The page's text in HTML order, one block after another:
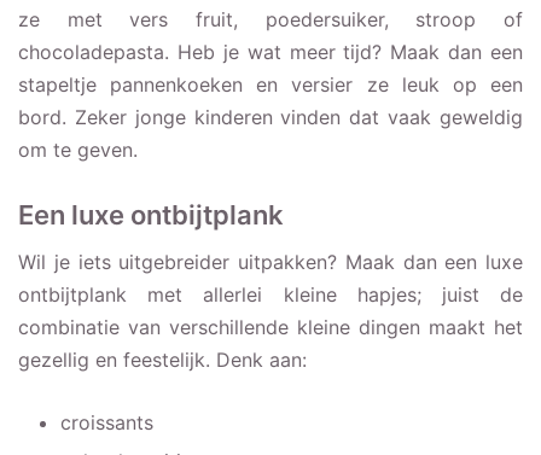
ze met vers fruit, poedersuiker, stroop of
chocoladepasta. Heb je wat meer tijd? Maak dan een
stapeltje pannenkoeken en versier ze leuk op een
bord. Zeker jonge kinderen vinden dat vaak geweldig
om te geven.
Een luxe ontbijtplank
Wil je iets uitgebreider uitpakken? Maak dan een luxe
ontbijtplank met allerlei kleine hapjes; juist de
combinatie van verschillende kleine dingen maakt het
gezellig en feestelijk. Denk aan:
croissants